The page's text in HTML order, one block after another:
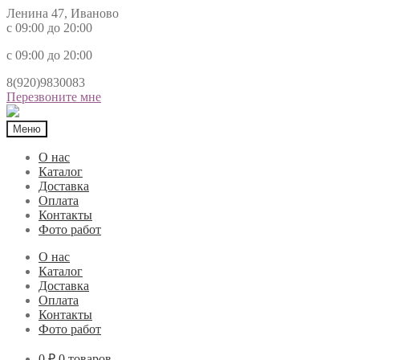
Ленина 47, Иваново
с 09:00 до 20:00
с 09:00 до 20:00
8(920)9830083
Перезвоните мне
Меню
О нас
Каталог
Доставка
Оплата
Контакты
Фото работ
О нас
Каталог
Доставка
Оплата
Контакты
Фото работ